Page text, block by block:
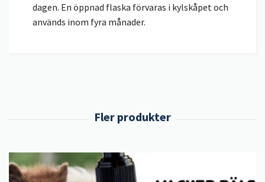
dagen. En öppnad flaska förvaras i kylskåpet och
används inom fyra månader.